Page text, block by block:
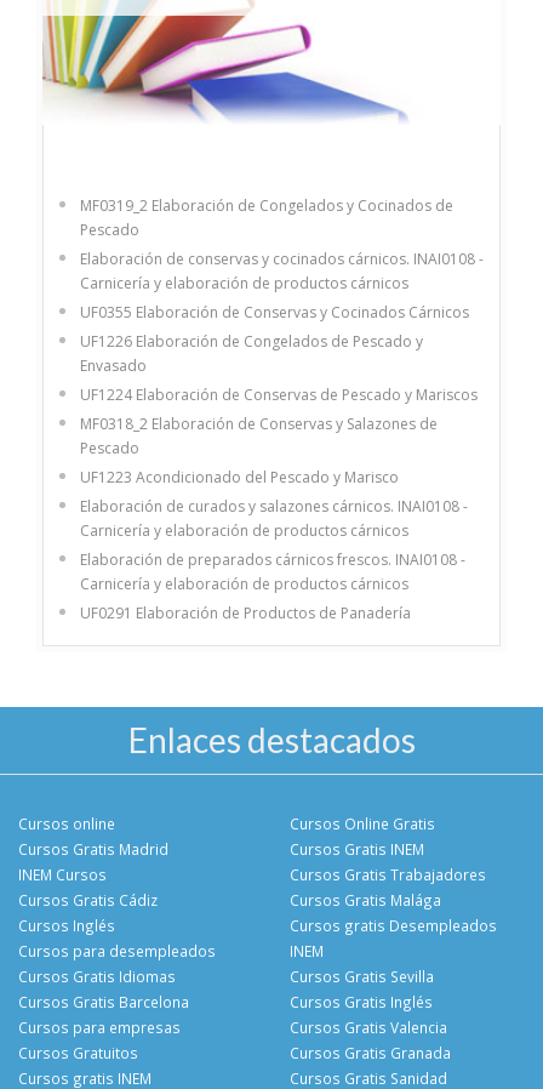
MF0319_2 Elaboración de Congelados y Cocinados de
Pescado
Elaboración de conservas y cocinados cárnicos. INAI0108 -
Carnicería y elaboración de productos cárnicos
UF0355 Elaboración de Conservas y Cocinados Cárnicos
UF1226 Elaboración de Congelados de Pescado y
Envasado
UF1224 Elaboración de Conservas de Pescado y Mariscos
MF0318_2 Elaboración de Conservas y Salazones de
Pescado
UF1223 Acondicionado del Pescado y Marisco
Elaboración de curados y salazones cárnicos. INAI0108 -
Carnicería y elaboración de productos cárnicos
Elaboración de preparados cárnicos frescos. INAI0108 -
Carnicería y elaboración de productos cárnicos
UF0291 Elaboración de Productos de Panadería
Enlaces destacados
Cursos online
Cursos Gratis Madrid
INEM Cursos
Cursos Gratis Cádiz
Cursos Online Gratis
Cursos Gratis INEM
Cursos Gratis Trabajadores
Cursos Gratis Malága
Cursos Inglés
Cursos para desempleados
Cursos Gratis Idiomas
Cursos Gratis Barcelona
Cursos gratis Desempleados
INEM
Cursos Gratis Sevilla
Cursos Gratis Inglés
Cursos para empresas
Cursos Gratuitos
Cursos gratis INEM
Cursos Gratis Valencia
Cursos Gratis Granada
Cursos Gratis Sanidad